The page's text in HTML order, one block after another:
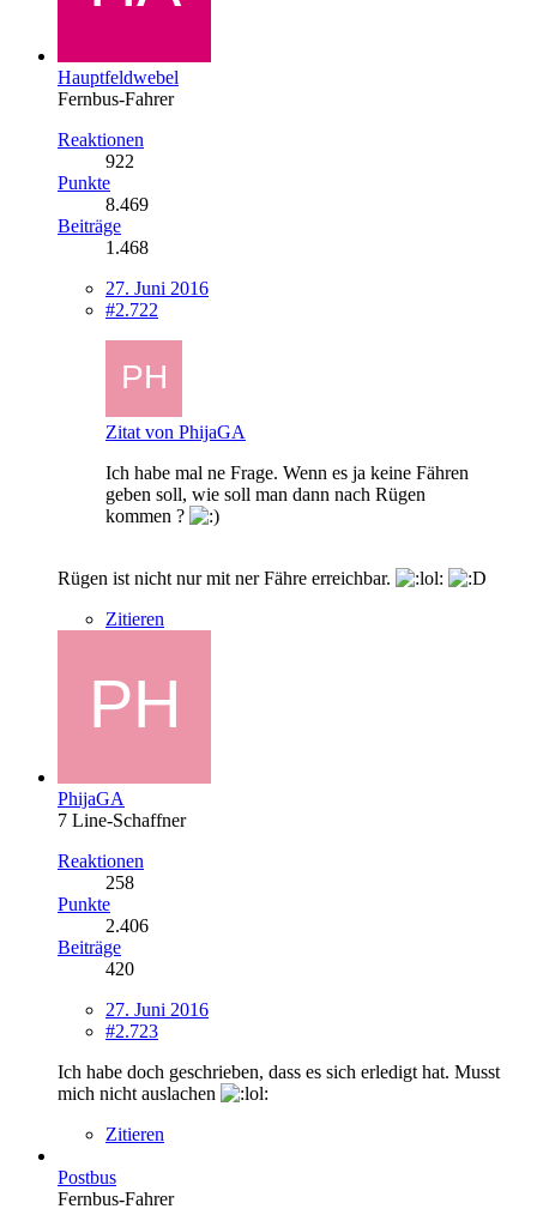
Hauptfeldwebel
Fernbus-Fahrer
Reaktionen
922
Punkte
8.469
Beiträge
1.468
27. Juni 2016
#2.722
Zitat von PhijaGA
Ich habe mal ne Frage. Wenn es ja keine Fähren
geben soll, wie soll man dann nach Rügen
kommen ?
Rügen ist nicht nur mit ner Fähre erreichbar.
Zitieren
PhijaGA
7 Line-Schaffner
Reaktionen
258
Punkte
2.406
Beiträge
420
27. Juni 2016
#2.723
Ich habe doch geschrieben, dass es sich erledigt hat. Musst
mich nicht auslachen
Zitieren
Postbus
Fernbus-Fahrer